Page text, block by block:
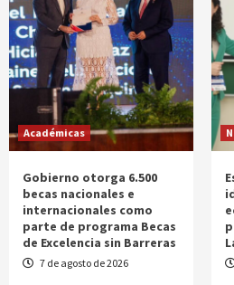
Académicas
Gobierno otorga 6.500
becas nacionales e
internacionales como
parte de programa Becas
de Excelencia sin Barreras
7 de agosto de 2026